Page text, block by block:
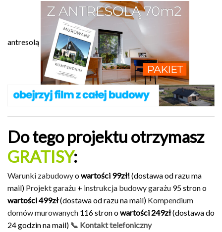
antresolą
Do tego projektu otrzymasz
GRATISY:
Warunki zabudowyowartości 99zł!(dostawa od razu ma
mail) Projekt garażu + instrukcja budowy garażu 95 stron o
wartości 499zł(dostawa od razu na mail) Kompendium
domów murowanych 116 stron owartości 249zł(dostawa do
24 godzin na mail) 📞 Kontakt telefoniczny